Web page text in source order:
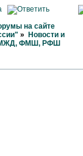
на сайте
»
Новости и
ФМШ, РФШ